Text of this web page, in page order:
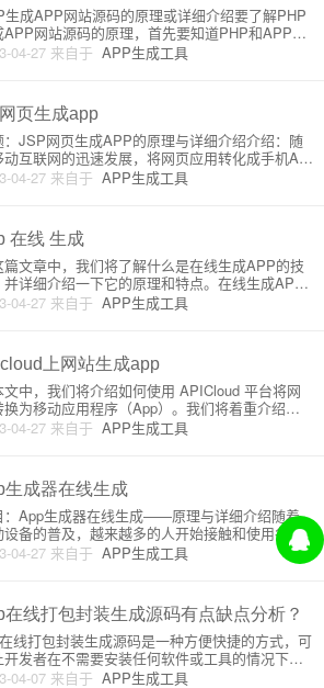
04-27 来自于 APP生成工具
生成APP网站源码的原理或详细介绍要了解PHP
APP网站源码的原理，首先要知道PHP和APP的
。PHP是一种开源的、广泛应用的服务器端脚本
，它通常用于创建动态网站和Web应用程序；而A
设
页生成app
04-27 来自于 APP生成工具
：JSP网页生成APP的原理与详细介绍介绍：随
动互联网的迅速发展，将网页应用转化成手机AP
了一种趋势。本文将为您介绍如何使用JSP（Ja
Server Pages）网页生成APP的原理及相关方法。
在线 生成
04-27 来自于 APP生成工具
篇文章中，我们将了解什么是在线生成APP的技
并详细介绍一下它的原理和特点。在线生成APP
允许用户通过使用在线平台，无需编程知识，轻
创建各种移动应用程序。接下来，我们将逐步解
：概述在线
上网站生成app
04-27 来自于 APP生成工具
文中，我们将介绍如何使用 APICloud 平台将网
换为移动应用程序（App）。我们将着重介绍网
成App的原理以及详细的操作步骤。### 原理API
是一个开发者可以使用 HTML5、CSS3 和 Jav
生成器在线生成
04-27 来自于 APP生成工具
：App生成器在线生成——原理与详细介绍随着
设备的普及，越来越多的人开始接触和使用各种A
用。对于那些想要创建自己的应用程序，但没有
经验的人来说，App生成器可能是一个非常有吸
的基本原理，
在线打包封装生成源码有点缺点分析？
04-07 来自于 APP生成工具
线打包封装生成源码是一种方便快捷的方式，可
开发者在不需要安装任何软件或工具的情况下，
网页界面上传自己的app文件，选择需要的平台和